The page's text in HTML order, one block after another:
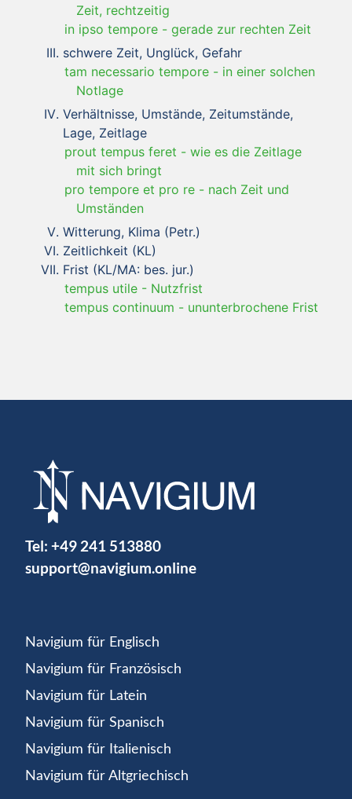
Zeit, rechtzeitig
in ipso tempore - gerade zur rechten Zeit
schwere Zeit, Unglück, Gefahr
tam necessario tempore - in einer solchen
Notlage
Verhältnisse, Umstände, Zeitumstände,
Lage, Zeitlage
prout tempus feret - wie es die Zeitlage
mit sich bringt
pro tempore et pro re - nach Zeit und
Umständen
Witterung, Klima (Petr.)
Zeitlichkeit (KL)
Frist (KL/MA: bes. jur.)
tempus utile - Nutzfrist
tempus continuum - ununterbrochene Frist
Tel: +49 241 513880
support@navigium.online
Navigium für Englisch
Navigium für Französisch
Navigium für Latein
Navigium für Spanisch
Navigium für Italienisch
Navigium für Altgriechisch